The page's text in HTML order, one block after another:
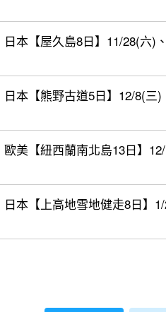
日本【屋久島8日】11/28(六)
日本【熊野古道5日】12/8(三)
歐美【紐西蘭南北島13日】
日本【上高地雪地健走8日】